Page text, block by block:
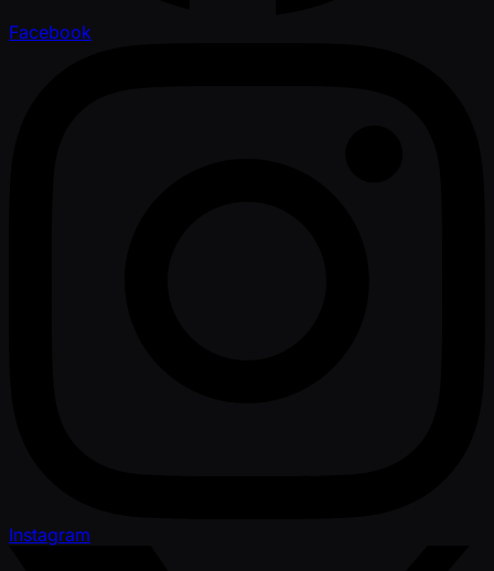
Facebook
Instagram